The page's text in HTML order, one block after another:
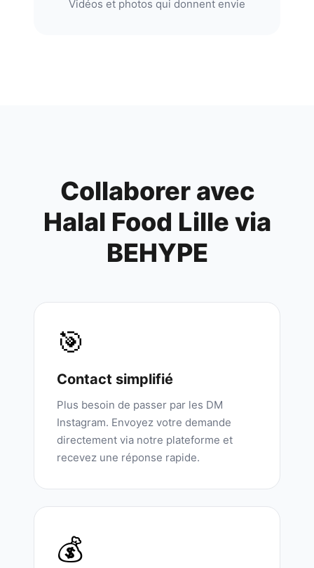
Vidéos et photos qui donnent envie
Collaborer avec
Halal Food Lille via
BEHYPE
🎯
Contact simplifié
Plus besoin de passer par les DM
Instagram. Envoyez votre demande
directement via notre plateforme et
recevez une réponse rapide.
💰